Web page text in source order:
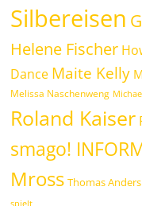
Silbereisen
Helene Fischer
Dance Maite Kelly
Melissa Naschenweng
Roland Kaiser
smago!
Mross Thomas Anders
spielt